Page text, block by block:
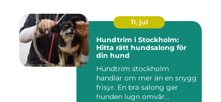
11. jul
Hundtrim i Stockholm:
Hitta rätt hundsalong för
din hund
Hundtrim stockholm
handlar om mer än en snygg
frisyr. En bra salong ger
hunden lugn omvår...